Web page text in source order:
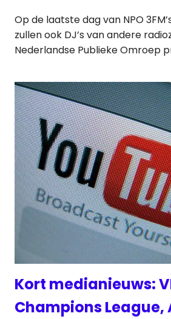
Op de laatste dag van NPO
zullen ook DJ’s van andere
Nederlandse Publieke Omroep
Kort medianieuws:
Champions League,